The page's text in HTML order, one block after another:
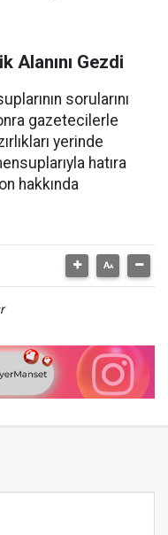
Alanını Gezdi
sorularını
gazetecilerle
yerinde
hatıra
hakkında